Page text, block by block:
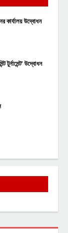
কার্যালয় উদ্বোধন
টুর্নামেন্ট’ উদ্বোধন